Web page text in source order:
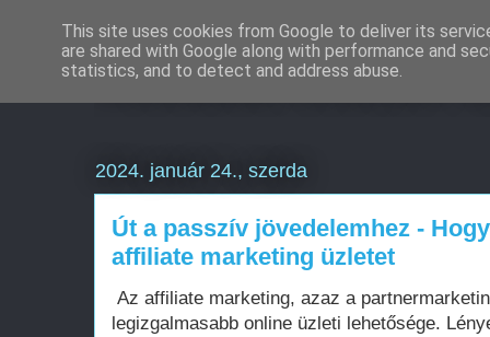
Weboldal készítés
2024. január 24., szerda
Út a passzív jövedelemhez -
affiliate marketing üzletet
Az affiliate marketing, azaz a
legizgalmasabb online üzleti lehetősége.
This site uses cookies from Google to deliver its
are shared with Google along with performance and
statistics, and to detect and address abuse.